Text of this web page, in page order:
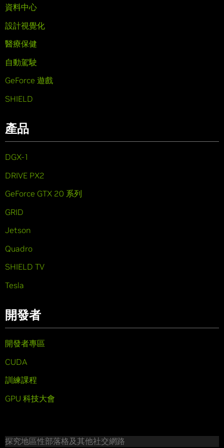
資料中心
設計視覺化
醫療保健
自動駕駛
GeForce 遊戲
SHIELD
產品
DGX-1
DRIVE PX2
GeForce GTX 20 系列
GRID
Jetson
Quadro
SHIELD TV
Tesla
開發者
開發者專區
CUDA
訓練課程
GPU 科技大會
探究地區性部落格及其他社交網路